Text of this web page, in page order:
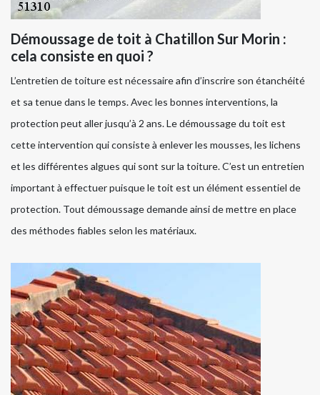
Démoussage de toit à Chatillon Sur Morin :
cela consiste en quoi ?
L’entretien de toiture est nécessaire afin d’inscrire son étanchéité
et sa tenue dans le temps. Avec les bonnes interventions, la
protection peut aller jusqu’à 2 ans. Le démoussage du toit est
cette intervention qui consiste à enlever les mousses, les lichens
et les différentes algues qui sont sur la toiture. C’est un entretien
important à effectuer puisque le toit est un élément essentiel de
protection. Tout démoussage demande ainsi de mettre en place
des méthodes fiables selon les matériaux.